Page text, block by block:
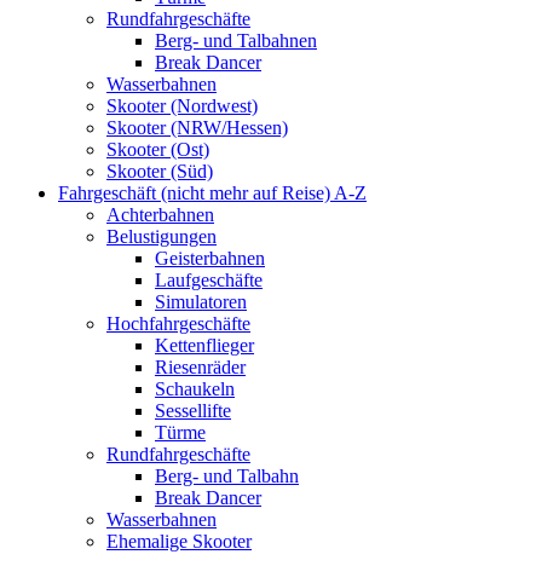
Rundfahrgeschäfte
Berg- und Talbahnen
Break Dancer
Wasserbahnen
Skooter (Nordwest)
Skooter (NRW/Hessen)
Skooter (Ost)
Skooter (Süd)
Fahrgeschäft (nicht mehr auf Reise) A-Z
Achterbahnen
Belustigungen
Geisterbahnen
Laufgeschäfte
Simulatoren
Hochfahrgeschäfte
Kettenflieger
Riesenräder
Schaukeln
Sessellifte
Türme
Rundfahrgeschäfte
Berg- und Talbahn
Break Dancer
Wasserbahnen
Ehemalige Skooter